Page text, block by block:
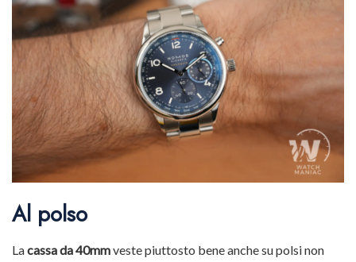
Al polso
Lacassa da 40mmveste piuttosto bene anche su polsi non